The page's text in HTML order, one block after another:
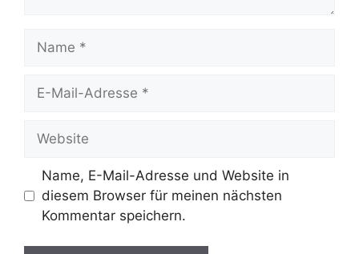
Mail-
Name, E-Mail-Adresse und Website in
diesem Browser für meinen nächsten
Kommentar speichern.